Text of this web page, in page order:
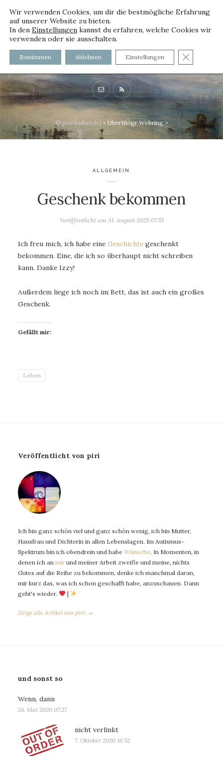
voller worte - mit und ohne
Innenfutter
© petra ulbrich | < UberBlogr Webring >
ALLGEMEIN
Geschenk bekommen
Veröffentlicht am 31. August 2025 07:55
Ich freu mich, ich habe eine Geschichte geschenkt
bekommen. Eine, die ich so überhaupt nicht schreiben
kann. Danke Izzy!
Außerdem liege ich noch im Bett, das ist auch ein großes
Geschenk.
Gefällt mir:
Leben
Veröffentlicht von piri
Ich bin ganz schön viel und ganz schön wenig, ich bin Mutter,
Hausfrau und Dichterin in allen Lebenslagen. Im Autismus-
Spektrum bin ich obendrein und habe Wünsche. In Momenten, in
denen ich an mir und meiner Arbeit zweifle und meine, nichts
Gutes auf die Reihe zu bekommen, denke ich manchmal daran,
mir kurz das, was ich schon geschafft habe, anzuschauen. Dann
geht's wieder.
|
Zeige alle Artikel von piri →
und sonst so
Wenn, dann
24. Mai 2020 07:27
nicht verlinkt
7. Oktober 2020 18:52
Wir verwenden Cookies, um dir die bestmögliche Erfahrung
auf unserer Website zu bieten.
In den Einstellungen kannst du erfahren, welche Cookies wir
verwenden oder sie ausschalten.
Zustimmen Ablehnen Einstellungen GDPR